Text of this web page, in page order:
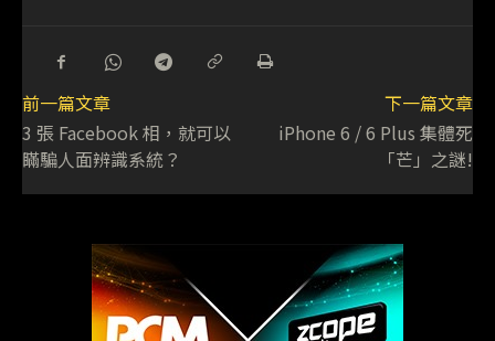
前一篇文章
3 張 Facebook 相，就可以
瞞騙人面辨識系統？
下一篇文章
iPhone 6 / 6 Plus 集體死
「芒」之謎!